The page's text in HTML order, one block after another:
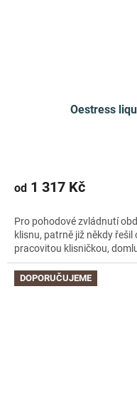
Oestress
od 1 317 Kč
Pro pohodové zvládnutí
klisnu, patrně již někdy
pracovitou klisničkou,
DOPORUČUJEME